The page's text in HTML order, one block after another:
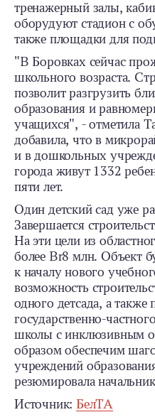
тренажерный залы,
оборудуют стадион с
также площадки для
"В Боровках сейчас
школьного возраста.
позволит разгрузить
образования и
учащихся", - отметила
добавила, что в
и в дошкольных
города живут 1332
пяти лет.
Один детский сад уже
Завершается
На эти цели из
более Br8 млн. Объект
к началу нового
возможность
одного детсада, а также
государственно-
школы с инклюзивным
образом обеспечим
учреждений
резюмировала
Источник:БелТА